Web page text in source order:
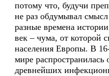
потому что, будучи
не раз обдумывал
разные времена
век – чума, от которой
населения Европы. В
мире распространилась
древнейших